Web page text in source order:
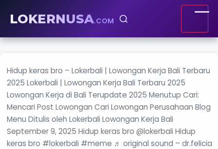
LOKERNUSA.COM
Hidup keras bro – Lokerbali | Lowongan Kerja Bali Terbaru
2025 Lokerbali | Lowongan Kerja Bali Terbaru 2025
Lowongan Kerja di Bali Terupdate 2025 Menutup Cari:
Mencari Post Lowongan Cari Lowongan Perusahaan Blog
Menu Ditulis oleh Lokerbali Lowongan Kerja Bali
September 9, 2025 Hidup keras bro @lokerbali Hidup
keras bro #lokerbali #meme ♬ original sound – dr.felicia